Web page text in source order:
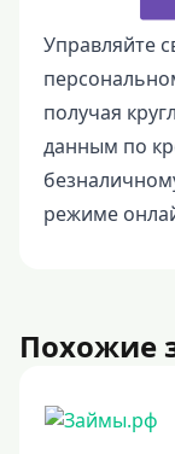
Управляйте
получая
данным по
режиме
Похожие